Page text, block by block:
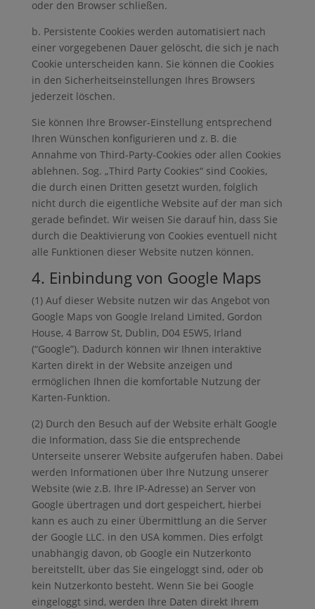
oder den Browser schließen.
b. Persistente Cookies werden automatisiert nach
einer vorgegebenen Dauer gelöscht, die sich je nach
Cookie unterscheiden kann. Sie können die Cookies
in den Sicherheitseinstellungen Ihres Browsers
jederzeit löschen.
Sie können Ihre Browser-Einstellung entsprechend
Ihren Wünschen konfigurieren und z. B. die
Annahme von Third-Party-Cookies oder allen Cookies
ablehnen. Sog. „Third Party Cookies“ sind Cookies,
die durch einen Dritten gesetzt wurden, folglich
nicht durch die eigentliche Website auf der man sich
gerade befindet. Wir weisen Sie darauf hin, dass Sie
durch die Deaktivierung von Cookies eventuell nicht
alle Funktionen dieser Website nutzen können.
4. Einbindung von Google Maps
(1) Auf dieser Website nutzen wir das Angebot von
Google Maps von Google Ireland Limited, Gordon
House, 4 Barrow St, Dublin, D04 E5W5, Irland
(“Google”). Dadurch können wir Ihnen interaktive
Karten direkt in der Website anzeigen und
ermöglichen Ihnen die komfortable Nutzung der
Karten-Funktion.
(2) Durch den Besuch auf der Website erhält Google
die Information, dass Sie die entsprechende
Unterseite unserer Website aufgerufen haben. Dabei
werden Informationen über Ihre Nutzung unserer
Website (wie z.B. Ihre IP-Adresse) an Server von
Google übertragen und dort gespeichert, hierbei
kann es auch zu einer Übermittlung an die Server
der Google LLC. in den USA kommen. Dies erfolgt
unabhängig davon, ob Google ein Nutzerkonto
bereitstellt, über das Sie eingeloggt sind, oder ob
kein Nutzerkonto besteht. Wenn Sie bei Google
eingeloggt sind, werden Ihre Daten direkt Ihrem